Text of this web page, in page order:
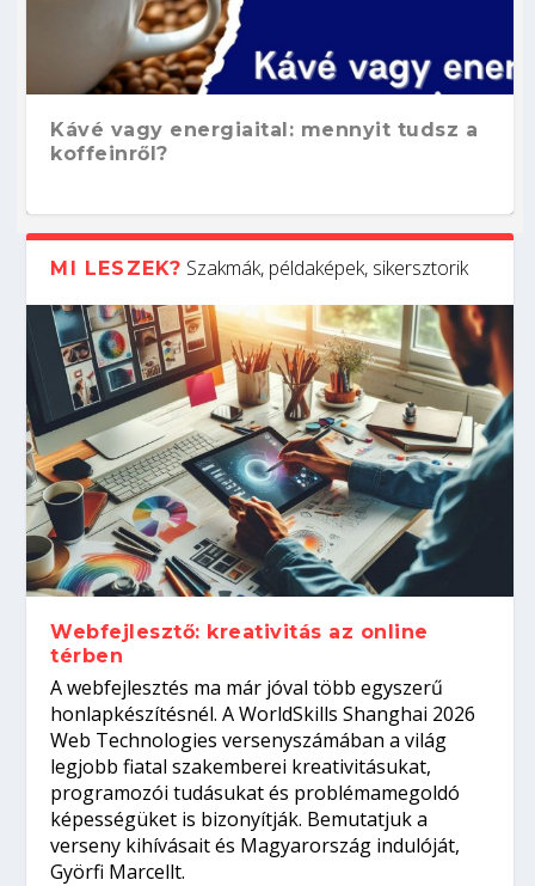
Kávé vagy energiaital: mennyit tudsz a
koffeinről?
Hogyan készíts ATS-barát önéletrajzot?
Így növelheted az esélyedet az
állásinterjúra...
Kitalálod, mire használják ezeket a
gépeket?
Nem sikerült az egyetemi felvételi?
Tanulj szakmát!
Szoftverfejlesztő: verseny kódban –
amikor néhány sor program dönti el a
világversenyt...
MI LESZEK? Szakmák, példaképek, sikersztorik
Webfejlesztő: kreativitás az online
térben
A webfejlesztés ma már jóval több egyszerű
honlapkészítésnél. A WorldSkills Shanghai 2026
Web Technologies versenyszámában a világ
legjobb fiatal szakemberei kreativitásukat,
programozói tudásukat és problémamegoldó
képességüket is bizonyítják. Bemutatjuk a
verseny kihívásait és Magyarország indulóját,
Györfi Marcellt.